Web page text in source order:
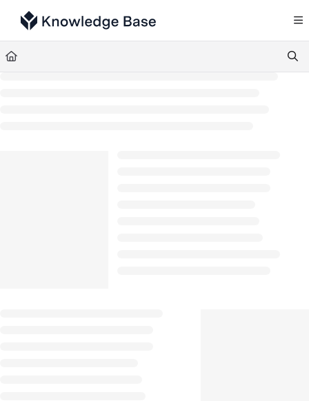
Documentation Index
Fetch the complete documentation index at:
Use this file to discover all available pages before exploring further.